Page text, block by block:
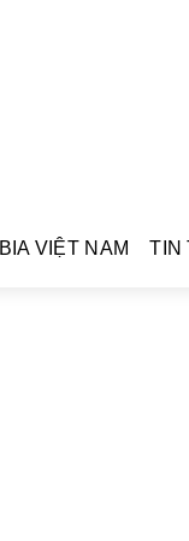
BIA VIỆT NAM TIN